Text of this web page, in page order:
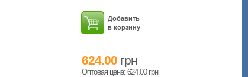
Добавить
в корзину
624.00 грн
Оптовая цена: 624.00 грн